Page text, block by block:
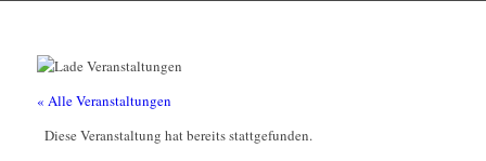
« Alle Veranstaltungen
Diese Veranstaltung hat bereits stattgefunden.